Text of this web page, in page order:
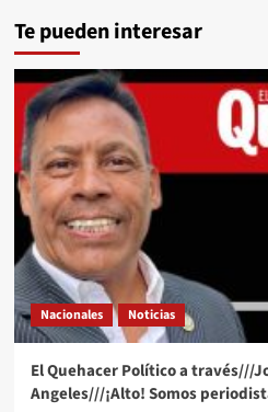
Te pueden interesar
Nacionales Noticias
El Quehacer Político a través///
Angeles///¡Alto! Somos